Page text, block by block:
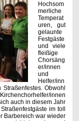
Hochsom
merliche
Temperat
uren, gut
gelaunte
Festgäste
und viele
fleißige
Chorsäng
er/innen
und
Helfer/inn
Obwohl
innen
auch in diesem Jahr
im toll
Barbereich war wieder